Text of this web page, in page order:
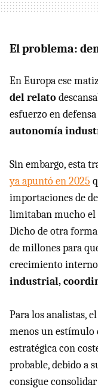
El problema:
En Europa ese
del relato
esfuerzo en
autonomía
Sin embargo, esta
ya apuntó en 2025
importaciones de
limitaban mucho el
Dicho de otra
de millones para
crecimiento
industrial,
Para los analistas,
menos un estímulo
estratégica con
probable, debido a
consigue